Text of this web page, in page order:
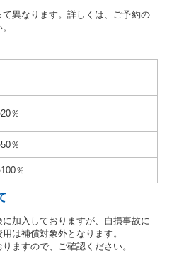
のとします。ただし、貸し渡す
ーがない場合又は借受人若しく
項若しくは第２項各号のいずれ
きます。
合、借受人は当社に第１0条第
を支払うものとします。
れた事項を遵守するものとしま
本通達（注１）に基づき、貸渡
運転免許の種類及び運転免許証
貸渡契約の締結にあたり、借受
定する運転者（以下「運転者」
免許証の提示を求めるほか、そ
ことがあります。この場合、借
であるときは自己の運転免許証
異なります。詳しくは、ご予約の
％
％
％
加入しておりますが、自損事故に
は補償対象外となります。
ますので、ご確認ください。